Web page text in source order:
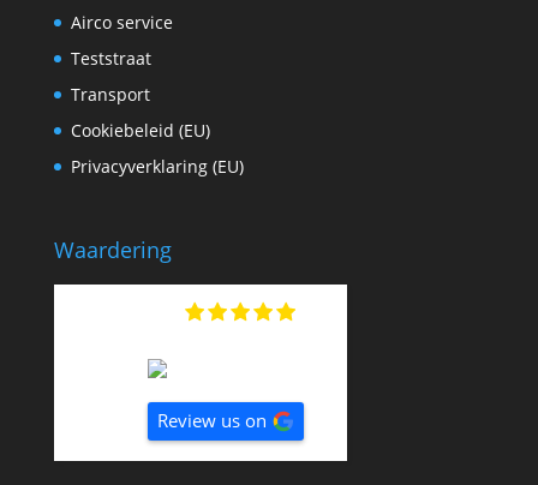
Airco service
Teststraat
Transport
Cookiebeleid (EU)
Privacyverklaring (EU)
Waardering
Review us on